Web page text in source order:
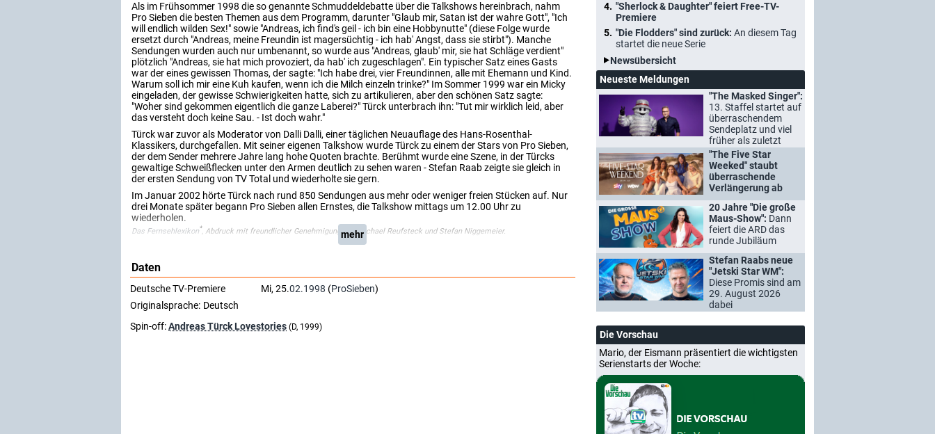
Als im Frühsommer 1998 die so genannte Schmuddeldebatte über die Talkshows hereinbrach, nahm
Pro Sieben die besten Themen aus dem Programm, darunter "Glaub mir, Satan ist der wahre Gott", "Ich
will endlich wilden Sex!" sowie "Andreas, ich find's geil - ich bin eine Hobbynutte" (diese Folge wurde
ersetzt durch "Andreas, meine Freundin ist magersüchtig - ich hab' Angst, dass sie stirbt"). Manche
Sendungen wurden auch nur umbenannt, so wurde aus "Andreas, glaub' mir, sie hat Schläge verdient"
plötzlich "Andreas, sie hat mich provoziert, da hab' ich zugeschlagen". Ein typischer Satz eines Gasts
war der eines gewissen Thomas, der sagte: "Ich habe drei, vier Freundinnen, alle mit Ehemann und Kind.
Warum soll ich mir eine Kuh kaufen, wenn ich die Milch einzeln trinke?" Im Sommer 1999 war ein Micky
eingeladen, der gewisse Schwierigkeiten hatte, sich zu artikulieren, aber den schönen Satz sagte:
"Woher sind gekommen eigentlich die ganze Laberei?" Türck unterbrach ihn: "Tut mir wirklich leid, aber
das versteht doch keine Sau. - Ist doch wahr."
Türck war zuvor als Moderator von Dalli Dalli, einer täglichen Neuauflage des Hans-Rosenthal-
Klassikers, durchgefallen. Mit seiner eigenen Talkshow wurde Türck zu einem der Stars von Pro Sieben,
der dem Sender mehrere Jahre lang hohe Quoten brachte. Berühmt wurde eine Szene, in der Türcks
gewaltige Schweißflecken unter den Armen deutlich zu sehen waren - Stefan Raab zeigte sie gleich in
der ersten Sendung von TV Total und wiederholte sie gern.
Im Januar 2002 hörte Türck nach rund 850 Sendungen aus mehr oder weniger freien Stücken auf. Nur
drei Monate später begann Pro Sieben allen Ernstes, die Talkshow mittags um 12.00 Uhr zu
wiederholen.
Das Fernsehlexikon*, Abdruck mit freundlicher Genehmigung von Michael Reufsteck und Stefan Niggemeier.
mehr
Daten
Deutsche TV-Premiere Mi, 25.02.1998 (ProSieben)
Originalsprache: Deutsch
Spin-off:Andreas Türck Lovestories (D, 1999)
"Sherlock & Daughter" feiert Free-TV-
Premiere
"Die Flodders" sind zurück: An diesem Tag
startet die neue Serie
Newsübersicht
Neueste Meldungen
"The Masked Singer":
13. Staffel startet auf
überraschendem
Sendeplatz und viel
früher als zuletzt
"The Five Star
Weeked" staubt
überraschende
Verlängerung ab
20 Jahre "Die große
Maus-Show": Dann
feiert die ARD das
runde Jubiläum
Stefan Raabs neue
"Jetski Star WM":
Diese Promis sind am
29. August 2026
dabei
Die Vorschau
Mario, der Eismann präsentiert die wichtigsten
Serienstarts der Woche: